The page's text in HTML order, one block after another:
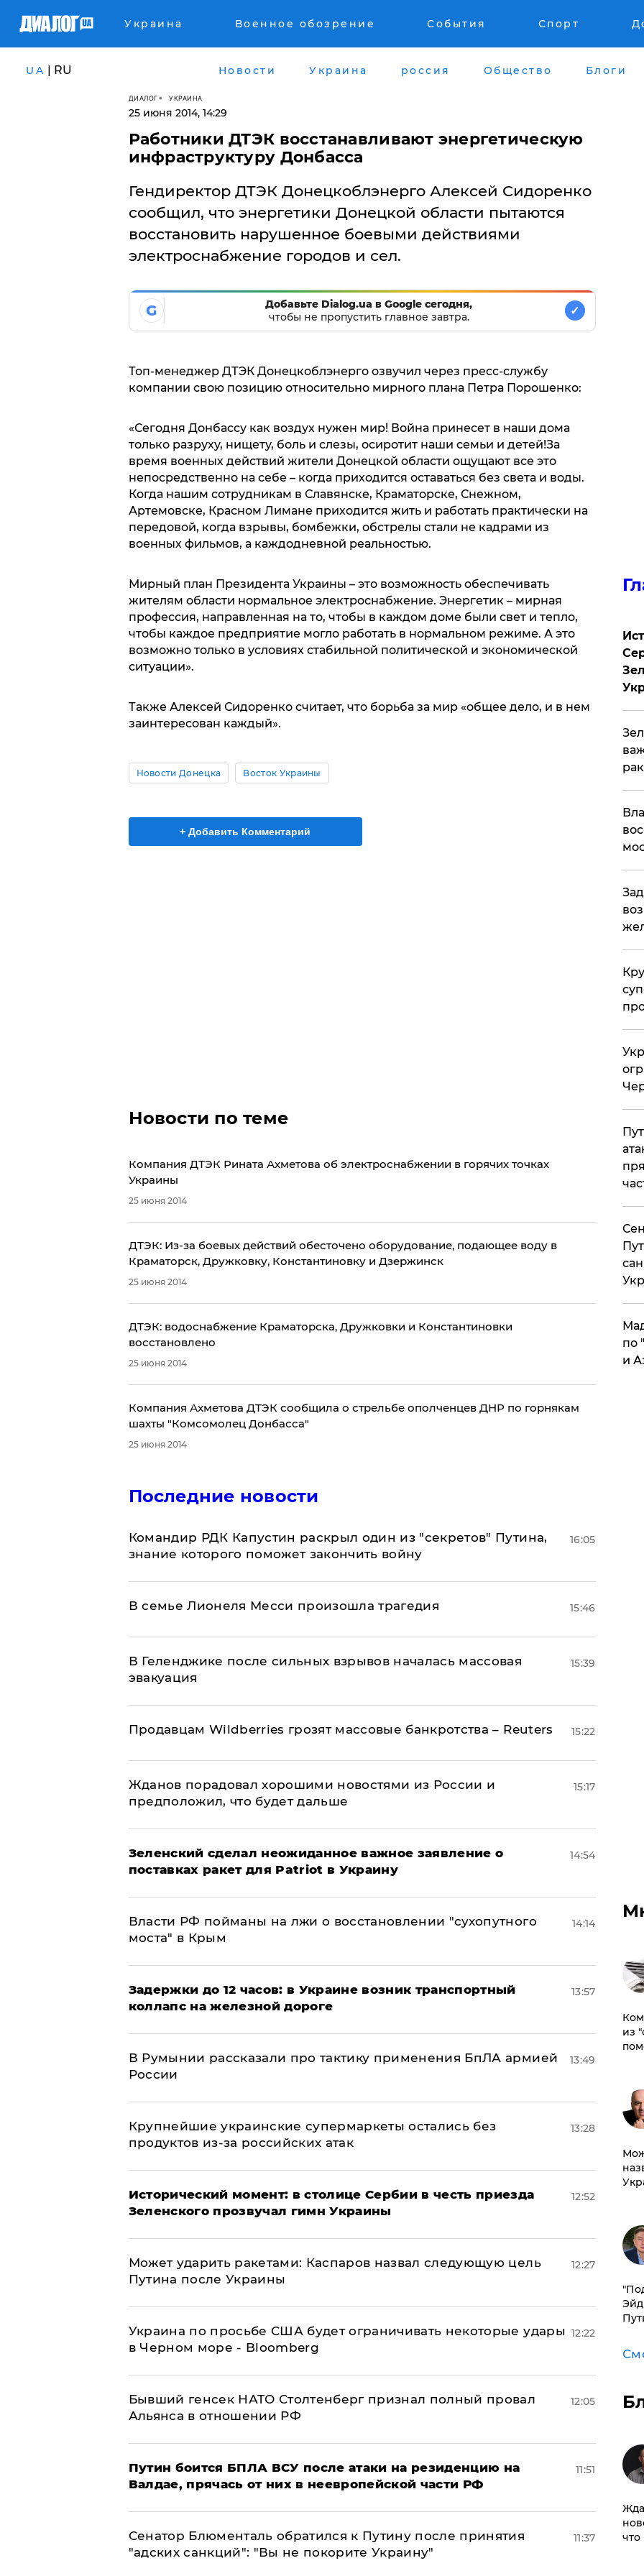
Украина Военное обозрение События Спорт
UA | RU Новости Украина россия Общество Блоги
ДИАЛОГ УКРАИНА
25 июня 2014, 14:29
Работники ДТЭК восстанавливают энергетическую
инфраструктуру Донбасса
Гендиректор ДТЭК Донецкоблэнерго Алексей Сидоренко
сообщил, что энергетики Донецкой области пытаются
восстановить нарушенное боевыми действиями
электроснабжение городов и сел.
G
Добавьте Dialog.ua в Google сегодня,
чтобы не пропустить главное завтра.
✓
Топ-менеджер ДТЭК Донецкоблэнерго озвучил через пресс-службу
компании свою позицию относительно мирного плана Петра Порошенко:
«Сегодня Донбассу как воздух нужен мир! Война принесет в наши дома
только разруху, нищету, боль и слезы, осиротит наши семьи и детей!За
время военных действий жители Донецкой области ощущают все это
непосредственно на себе – когда приходится оставаться без света и воды.
Когда нашим сотрудникам в Славянске, Краматорске, Снежном,
Артемовске, Красном Лимане приходится жить и работать практически на
передовой, когда взрывы, бомбежки, обстрелы стали не кадрами из
военных фильмов, а каждодневной реальностью.
Мирный план Президента Украины – это возможность обеспечивать
жителям области нормальное электроснабжение. Энергетик – мирная
профессия, направленная на то, чтобы в каждом доме были свет и тепло,
чтобы каждое предприятие могло работать в нормальном режиме. А это
возможно только в условиях стабильной политической и экономической
ситуации».
Также Алексей Сидоренко считает, что борьба за мир «общее дело, и в нем
заинтересован каждый».
Новости Донецка Восток Украины
+ Добавить Комментарий
Новости по теме
Компания ДТЭК Рината Ахметова об электроснабжении в горячих точках
Украины
25 июня 2014
ДТЭК: Из-за боевых действий обесточено оборудование, подающее воду в
Краматорск, Дружковку, Константиновку и Дзержинск
25 июня 2014
ДТЭК: водоснабжение Краматорска, Дружковки и Константиновки
восстановлено
25 июня 2014
Компания Ахметова ДТЭК сообщила о стрельбе ополченцев ДНР по горнякам
шахты "Комсомолец Донбасса"
25 июня 2014
Последние новости
Командир РДК Капустин раскрыл один из "секретов" Путина,
знание которого поможет закончить войну
16:05
В семье Лионеля Месси произошла трагедия 15:46
В Геленджике после сильных взрывов началась массовая
эвакуация
15:39
Продавцам Wildberries грозят массовые банкротства – Reuters 15:22
Жданов порадовал хорошими новостями из России и
предположил, что будет дальше
15:17
Зеленский сделал неожиданное важное заявление о
поставках ракет для Patriot в Украину
14:54
Власти РФ пойманы на лжи о восстановлении "сухопутного
моста" в Крым
14:14
Задержки до 12 часов: в Украине возник транспортный
коллапс на железной дороге
13:57
В Румынии рассказали про тактику применения БпЛА армией
России
13:49
Крупнейшие украинские супермаркеты остались без
продуктов из-за российских атак
13:28
Исторический момент: в столице Сербии в честь приезда
Зеленского прозвучал гимн Украины
12:52
Может ударить ракетами: Каспаров назвал следующую цель
Путина после Украины
12:27
Украина по просьбе США будет ограничивать некоторые удары
в Черном море - Bloomberg
12:22
Бывший генсек НАТО Столтенберг признал полный провал
Альянса в отношении РФ
12:05
Путин боится БПЛА ВСУ после атаки на резиденцию на
Валдае, прячась от них в неевропейской части РФ
11:51
Сенатор Блюменталь обратился к Путину после принятия
"адских санкций": "Вы не покорите Украину"
11:37
по
и
из
что